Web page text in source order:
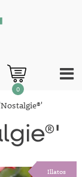
0
Illatos